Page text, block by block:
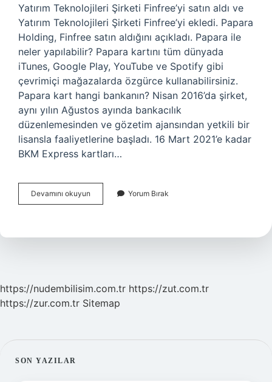
Yatırım Teknolojileri Şirketi Finfree’yi satın aldı ve
Yatırım Teknolojileri Şirketi Finfree’yi ekledi. Papara
Holding, Finfree satın aldığını açıkladı. Papara ile
neler yapılabilir? Papara kartını tüm dünyada
iTunes, Google Play, YouTube ve Spotify gibi
çevrimiçi mağazalarda özgürce kullanabilirsiniz.
Papara kart hangi bankanın? Nisan 2016’da şirket,
aynı yılın Ağustos ayında bankacılık
düzenlemesinden ve gözetim ajansından yetkili bir
lisansla faaliyetlerine başladı. 16 Mart 2021’e kadar
BKM Express kartları…
Devamını okuyun
Ile
Alınır
Yorum Bırak
https://nudembilisim.com.tr https://zut.com.tr
https://zur.com.tr Sitemap
SIDEBAR
SON YAZILAR